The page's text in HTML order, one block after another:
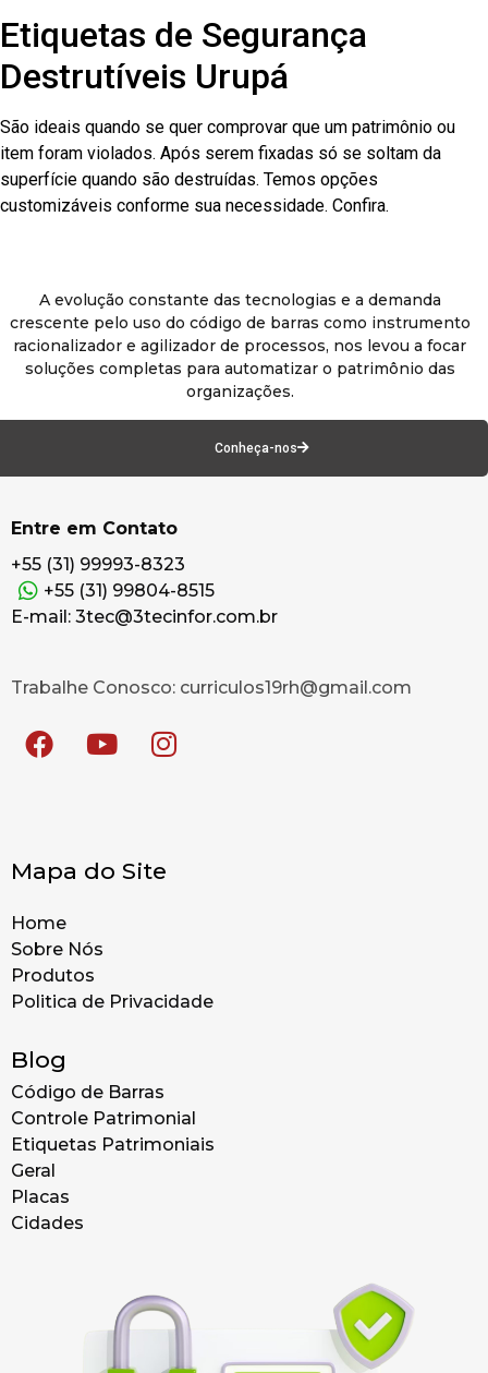
Etiquetas de Segurança
Destrutíveis Urupá
São ideais quando se quer comprovar que um patrimônio ou
item foram violados. Após serem fixadas só se soltam da
superfície quando são destruídas. Temos opções
customizáveis conforme sua necessidade. Confira.
A evolução constante das tecnologias e a demanda
crescente pelo uso do código de barras como instrumento
racionalizador e agilizador de processos, nos levou a focar
soluções completas para automatizar o patrimônio das
organizações.
Conheça-nos
Entre em Contato
+55 (31) 99993-8323
+55 (31) 99804-8515
E-mail: 3tec@3tecinfor.com.br
Trabalhe Conosco: curriculos19rh@gmail.com
Mapa do Site
Home
Sobre Nós
Produtos
Politica de Privacidade
Blog
Código de Barras
Controle Patrimonial
Etiquetas Patrimoniais
Geral
Placas
Cidades